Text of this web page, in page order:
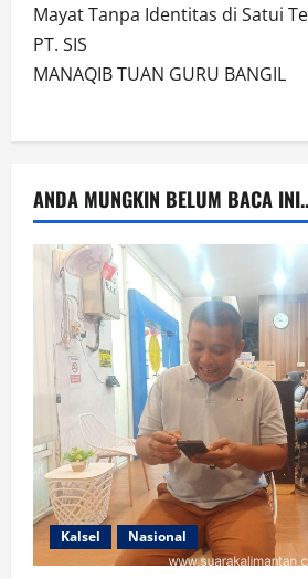
Mayat Tanpa Identitas di Satui
PT. SIS
MANAQIB TUAN GURU BANGIL
ANDA MUNGKIN BELUM BACA
Kalsel Nasional